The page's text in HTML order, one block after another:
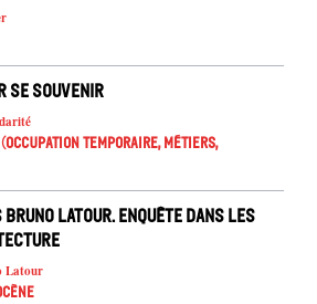
se souvenir
temporaire, métiers,
Latour. Enquête dans les
Latour